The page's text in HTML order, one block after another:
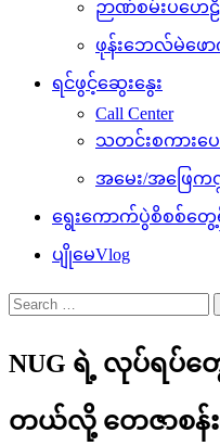
ဉာဏ်စမ်းပဟေဠိ
ဖုန်းဘေလ်မဲဖော
ရင်ဖွင့်ဆွေးနွေး
Call Center
သတင်းစကားပေ
အမေး/အဖြေက
ရွေးကောက်ပွဲစိစစ်တွေ့ရှိ
ပျိုမေVlog
Search
for:
NUG ရဲ့ လုပ်ရပ်တွ
တယ်လို့ တေဇာစန်း